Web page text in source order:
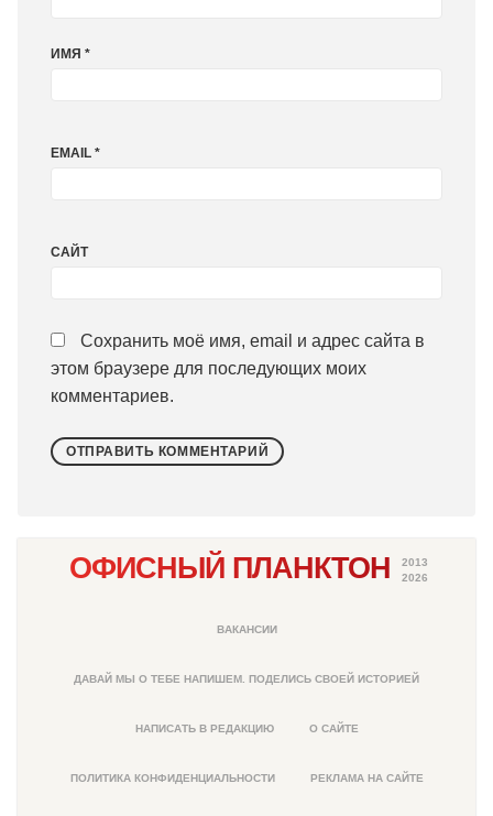
ИМЯ *
EMAIL *
САЙТ
Сохранить моё имя, email и адрес сайта в
этом браузере для последующих моих
комментариев.
ОФИСНЫЙ ПЛАНКТОН
2013
2026
ВАКАНСИИ
ДАВАЙ МЫ О ТЕБЕ НАПИШЕМ. ПОДЕЛИСЬ СВОЕЙ ИСТОРИЕЙ
НАПИСАТЬ В РЕДАКЦИЮ О САЙТЕ
ПОЛИТИКА КОНФИДЕНЦИАЛЬНОСТИ РЕКЛАМА НА САЙТЕ